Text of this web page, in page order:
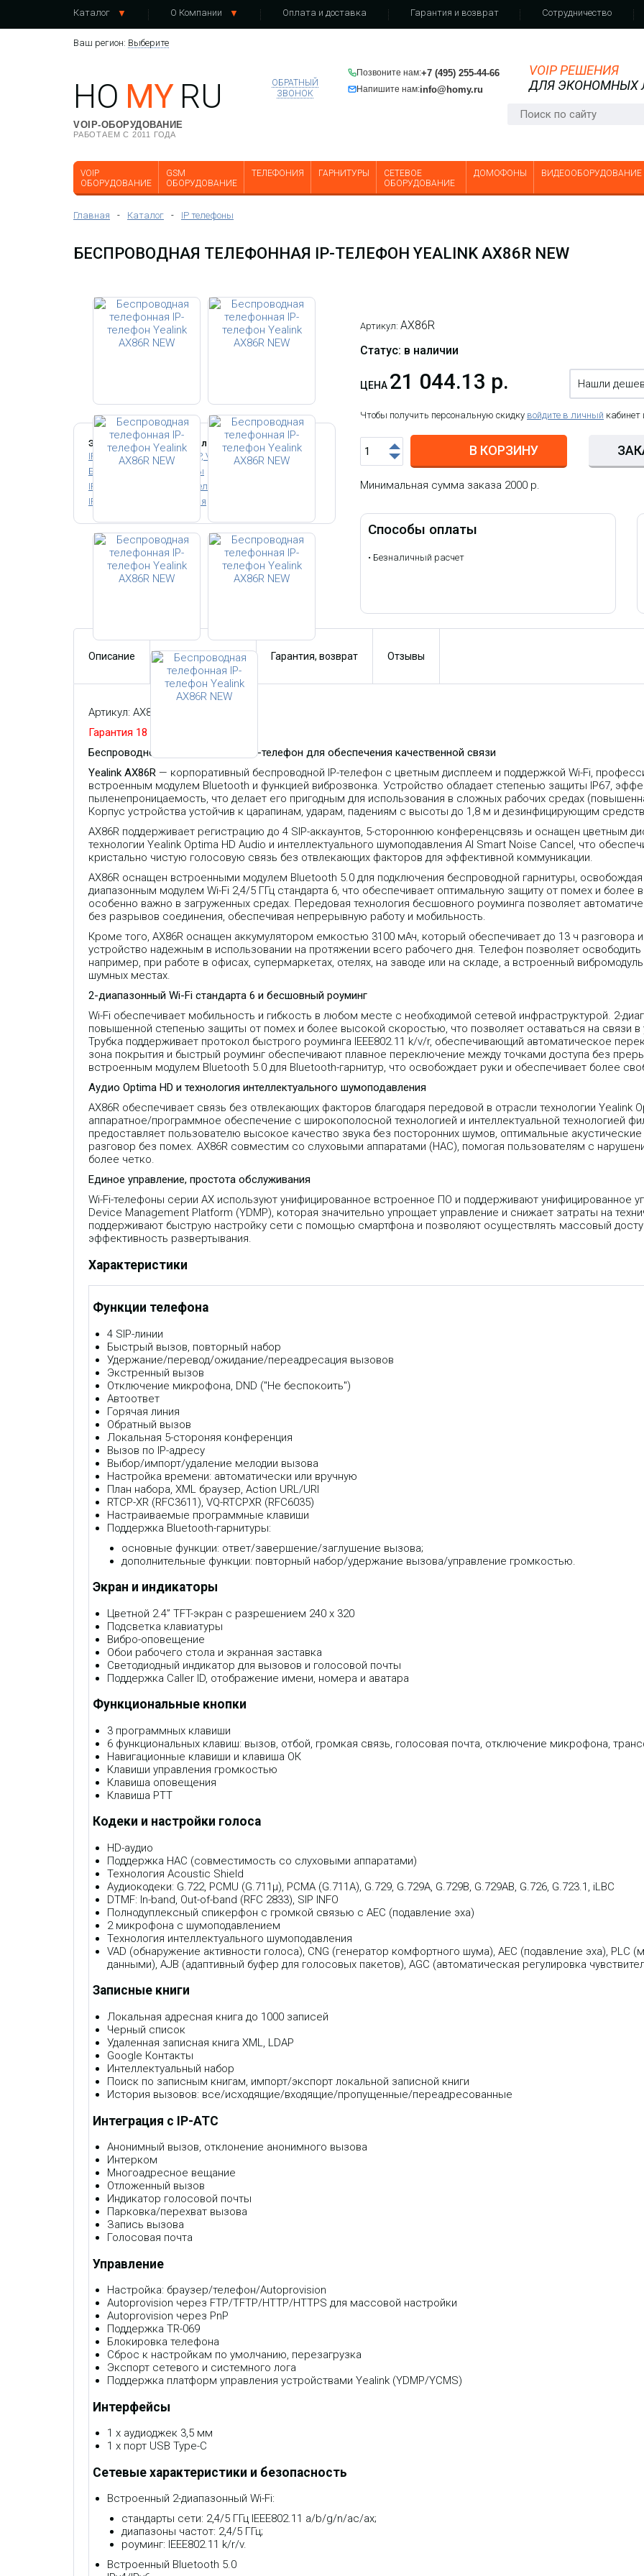
Каталог О Компании Оплата и доставка Гарантия и возврат Сотрудничество
Ваш регион: Выберите
HO MY RU
VOIP-ОБОРУДОВАНИЕ
РАБОТАЕМ С 2011 ГОДА
Позвоните нам:+7 (495) 255-44-66
Напишите нам:info@homy.ru
ОБРАТНЫЙ
ЗВОНОК
VOIP РЕШЕНИЯ
ДЛЯ ЭКОНОМНЫХ
VOIP
ОБОРУДОВАНИЕ
GSM
ОБОРУДОВАНИЕ
ТЕЛЕФОНИЯ ГАРНИТУРЫ
СЕТЕВОЕ
ОБОРУДОВАНИЕ
ДОМОФОНЫ ВИДЕООБОРУДОВАНИЕ
Главная - Каталог - IP телефоны
БЕСПРОВОДНАЯ ТЕЛЕФОННАЯ IP-ТЕЛЕФОН YEALINK AX86R NEW
Этот товар относится к следующим категориям:
IP DECT Телефоны (для SIP, VoIP)
Wi-Fi IP телефоны
Беспроводные IP телефоны
IP телефон для руководителя
IP телефоны для секретаря
Артикул: AX86R
Статус: в наличии
ЦЕНА 21 044.13 р. Нашли
Чтобы получить персональную скидку войдите в личный
В КОРЗИНУ
Минимальная сумма заказа 2000 р.
Способы оплаты
• Безналичный расчет
Описание Характеристики Гарантия, возврат Отзывы
Артикул: AX86R
Гарантия 18 месяцев
Беспроводной защищенный Wi-Fi-телефон для обеспечения качественной связи
Yealink AX86R — корпоративный беспроводной IP-телефон с цветным дисплеем и поддержкой Wi-Fi,
встроенным модулем Bluetooth и функцией виброзвонка. Устройство обладает степенью защиты IP67,
пыленепроницаемость, что делает его пригодным для использования в сложных рабочих средах
Корпус устройства устойчив к царапинам, ударам, падениям с высоты до 1,8 м и дезинфицирующим
AX86R поддерживает регистрацию до 4 SIP-аккаунтов, 5-стороннюю конференцсвязь и оснащен цветным
технологии Yealink Optima HD Audio и интеллектуального шумоподавления AI Smart Noise Cancel, что
кристально чистую голосовую связь без отвлекающих факторов для эффективной коммуникации.
AX86R оснащен встроенными модулем Bluetooth 5.0 для подключения беспроводной гарнитуры,
диапазонным модулем Wi-Fi 2,4/5 ГГц стандарта 6, что обеспечивает оптимальную защиту от помех и
особенно важно в загруженных средах. Передовая технология бесшовного роуминга позволяет
без разрывов соединения, обеспечивая непрерывную работу и мобильность.
Кроме того, AX86R оснащен аккумулятором емкостью 3100 мАч, который обеспечивает до 13 ч разговора
устройство надежным в использовании на протяжении всего рабочего дня. Телефон позволяет
например, при работе в офисах, супермаркетах, отелях, на заводе или на складе, а встроенный
шумных местах.
2-диапазонный Wi-Fi стандарта 6 и бесшовный роуминг
Wi-Fi обеспечивает мобильность и гибкость в любом месте с необходимой сетевой инфраструктурой. 2-
повышенной степенью защиты от помех и более высокой скоростью, что позволяет оставаться на связи в
Трубка поддерживает протокол быстрого роуминга IEEE802.11 k/v/r, обеспечивающий автоматическое
зона покрытия и быстрый роуминг обеспечивают плавное переключение между точками доступа без
встроенным модулем Bluetooth 5.0 для Bluetooth-гарнитур, что освобождает руки и обеспечивает более
Аудио Optima HD и технология интеллектуального шумоподавления
AX86R обеспечивает связь без отвлекающих факторов благодаря передовой в отрасли технологии Yealink
аппаратное/программное обеспечение с широкополосной технологией и интеллектуальной технологией
предоставляет пользователю высокое качество звука без посторонних шумов, оптимальные
разговор без помех. AX86R совместим со слуховыми аппаратами (HAC), помогая пользователям с
более четко.
Единое управление, простота обслуживания
Wi-Fi-телефоны серии AX используют унифицированное встроенное ПО и поддерживают
Device Management Platform (YDMP), которая значительно упрощает управление и снижает затраты на
поддерживают быструю настройку сети с помощью смартфона и позволяют осуществлять массовый
эффективность развертывания.
Характеристики
Функции телефона
4 SIP-линии
Быстрый вызов, повторный набор
Удержание/перевод/ожидание/переадресация вызовов
Экстренный вызов
Отключение микрофона, DND ("Не беспокоить")
Автоответ
Горячая линия
Обратный вызов
Локальная 5-стороняя конференция
Вызов по IP-адресу
Выбор/импорт/удаление мелодии вызова
Настройка времени: автоматически или вручную
План набора, XML браузер, Action URL/URI
RTCP-XR (RFC3611), VQ-RTCPXR (RFC6035)
Настраиваемые программные клавиши
Поддержка Bluetooth-гарнитуры:
основные функции: ответ/завершение/заглушение вызова;
дополнительные функции: повторный набор/удержание вызова/управление громкостью.
Экран и индикаторы
Цветной 2.4” TFT-экран с разрешением 240 х 320
Подсветка клавиатуры
Вибро-оповещение
Обои рабочего стола и экранная заставка
Светодиодный индикатор для вызовов и голосовой почты
Поддержка Caller ID, отображение имени, номера и аватара
Функциональные кнопки
3 программных клавиши
6 функциональных клавиш: вызов, отбой, громкая связь, голосовая почта, отключение микрофона,
Навигационные клавиши и клавиша ОК
Клавиши управления громкостью
Клавиша оповещения
Клавиша PTT
Кодеки и настройки голоса
HD-аудио
Поддержка HAC (cовместимость со слуховыми аппаратами)
Технология Acoustic Shield
Аудиокодеки: G.722, PCMU (G.711μ), PCMA (G.711A), G.729, G.729A, G.729B, G.729AB, G.726, G.723.1, iLBC
DTMF: In-band, Out-of-band (RFC 2833), SIP INFO
Полнодуплексный спикерфон с громкой связью с AEC (подавление эха)
2 микрофона с шумоподавлением
Технология интеллектуального шумоподавления
VAD (обнаружение активности голоса), CNG (генератор комфортного шума), AEC (подавление эха), PLC
данными), AJB (адаптивный буфер для голосовых пакетов), AGC (автоматическая регулировка
Записные книги
Локальная адресная книга до 1000 записей
Черный список
Удаленная записная книга XML, LDAP
Google Контакты
Интеллектуальный набор
Поиск по записным книгам, импорт/экспорт локальной записной книги
История вызовов: все/исходящие/входящие/пропущенные/переадресованные
Интеграция с IP-АТС
Анонимный вызов, отклонение анонимного вызова
Интерком
Многоадресное вещание
Отложенный вызов
Индикатор голосовой почты
Парковка/перехват вызова
Запись вызова
Голосовая почта
Управление
Настройка: браузер/телефон/Autoprovision
Autoprovision через FTP/TFTP/HTTP/HTTPS для массовой настройки
Autoprovision через PnP
Поддержка TR-069
Блокировка телефона
Сброс к настройкам по умолчанию, перезагрузка
Экспорт сетевого и системного лога
Поддержка платформ управления устройствами Yealink (YDMP/YCMS)
Интерфейсы
1 х аудиоджек 3,5 мм
1 х порт USB Type-C
Сетевые характеристики и безопасность
Встроенный 2-диапазонный Wi-Fi:
стандарты сети: 2,4/5 ГГц IEEE802.11 a/b/g/n/ac/ax;
диапазоны частот: 2,4/5 ГГц;
роуминг: IEEE802.11 k/r/v.
Встроенный Bluetooth 5.0